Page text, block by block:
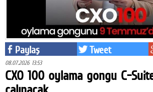
Paylaş Tweet
08.07.2026 13:53
CXO 100 oylama gongu C-